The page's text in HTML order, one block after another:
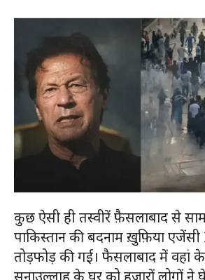
कुछ ऐसी ही तस्वीरें फ़ैसलाबाद से
पाकिस्तान की बदनाम ख़ुफ़िया
तोड़फोड़ की गई। फैसलाबाद में वहां के